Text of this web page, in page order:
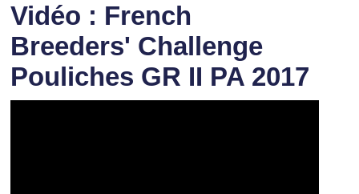
Vidéo : French
Breeders' Challenge
Pouliches GR II PA 2017